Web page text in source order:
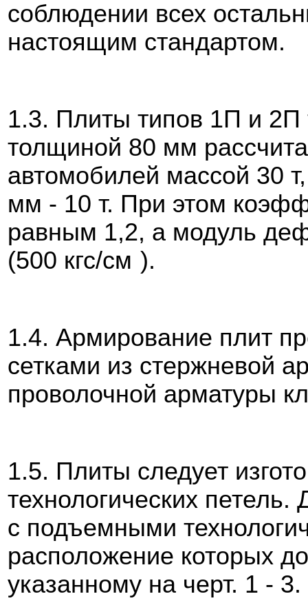
соблюдении всех
настоящим стандартом.
1.3. Плиты типов 1П и
толщиной 80 мм
автомобилей массой 30
мм - 10 т. При этом
равным 1,2, а модуль
(500 кгс/см ).
1.4. Армирование плит
сетками из стержневой
проволочной арматуры
1.5. Плиты следует
технологических петель.
с подъемными
расположение которых
указанному на черт. 1 - 3.